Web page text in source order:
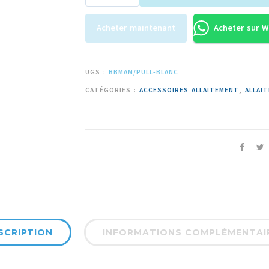
Acheter maintenant Acheter sur
UGS : BBMAM/PULL-BLANC
CATÉGORIES : ACCESSOIRES ALLAITEMENT ,
INFORMATIONS